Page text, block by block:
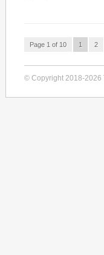
Page 1 of 10 1 2
© Copyright 2018-2026